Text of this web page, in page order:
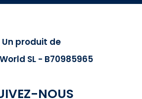
Un produit de
SL - B70985965
NOUS